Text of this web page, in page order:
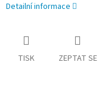
Detailní informace
TISK ZEPTAT SE